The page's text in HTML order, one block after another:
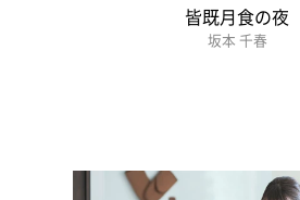
皆既月食の夜
坂本 千春